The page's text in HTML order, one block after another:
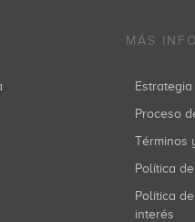
MÁS
Proceso
Política
Política de gestión de conflictos de
interés